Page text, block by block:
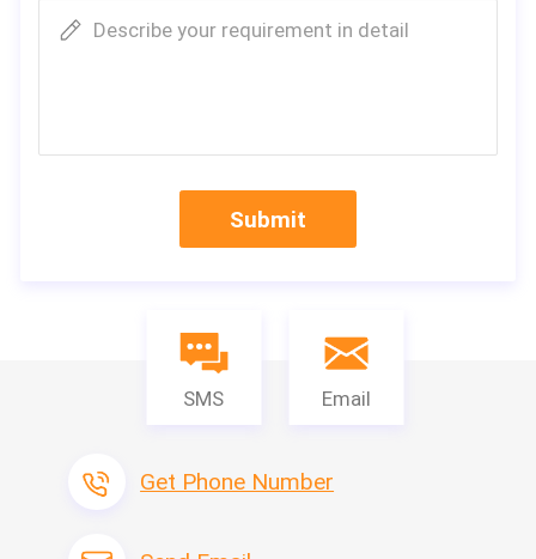
Describe your requirement in detail
Submit
SMS Email
Get Phone Number